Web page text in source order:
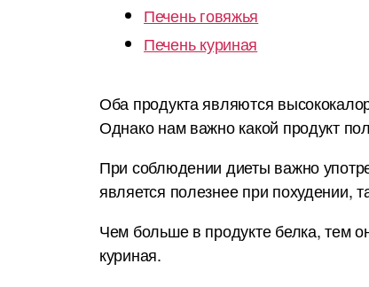
Печень говяжья
Печень куриная
Оба продукта являются
Однако нам важно какой продукт
При соблюдении диеты важно
является полезнее при похудении,
Чем больше в продукте белка, тем
куриная.